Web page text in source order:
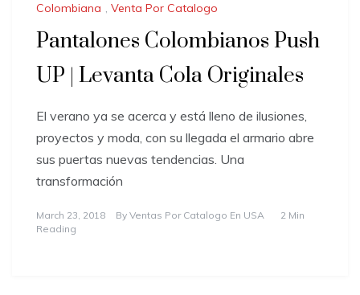
Colombiana , Venta Por Catalogo
Pantalones Colombianos Push
UP | Levanta Cola Originales
El verano ya se acerca y está lleno de ilusiones,
proyectos y moda, con su llegada el armario abre
sus puertas nuevas tendencias. Una
transformación
March 23, 2018 By Ventas Por Catalogo En USA
2 Min
Reading